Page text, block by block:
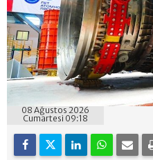
08 Ağustos 2026
Cumartesi 09:18